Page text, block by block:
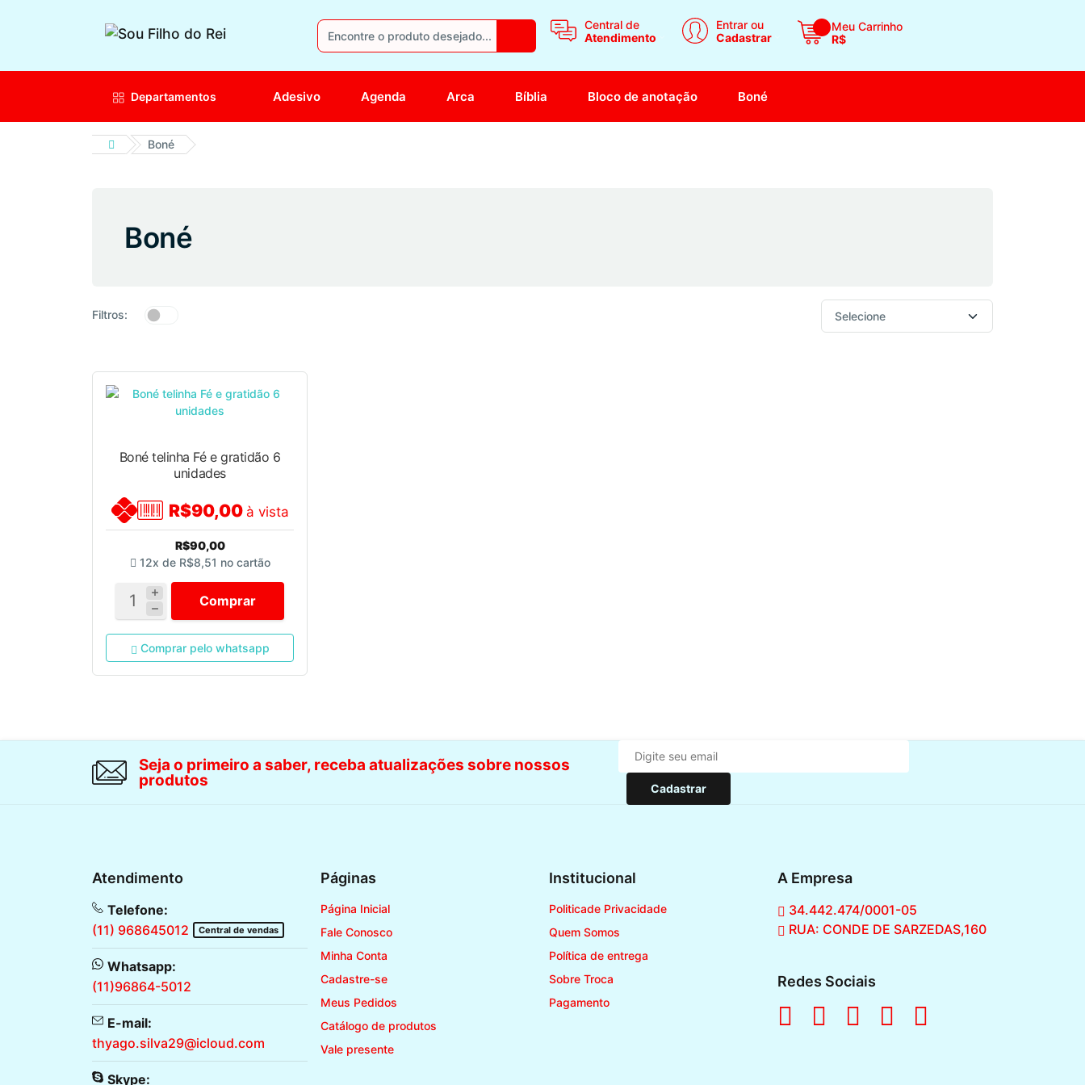
Central de
Atendimento
Entrar ou
Cadastrar
Meu Carrinho
R$
Departamentos Adesivo Agenda Arca Bíblia Bloco de anotação Boné
Boné
Boné
Filtros:
Boné telinha Fé e gratidão 6
unidades
R$90,00 à vista
R$90,00
12x de R$8,51 no cartão
Comprar
Comprar pelo whatsapp
Seja o primeiro a saber, receba atualizações sobre nossos
produtos
Cadastrar
Atendimento
Telefone:
(11) 968645012
Central de vendas
Whatsapp:
(11)96864-5012
E-mail:
thyago.silva29@icloud.com
Skype:
Páginas
Página Inicial
Fale Conosco
Minha Conta
Cadastre-se
Meus Pedidos
Catálogo de produtos
Vale presente
Institucional
Politicade Privacidade
Quem Somos
Política de entrega
Sobre Troca
Pagamento
A Empresa
34.442.474/0001-05
RUA: CONDE DE SARZEDAS,160
Redes Sociais